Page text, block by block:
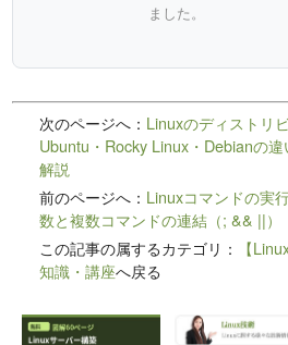
ました。
次のページへ： Linuxのディストリ
Ubuntu・Rocky Linux・Debianの
解説
前のページへ： Linuxコマンドの実
数と複数コマンドの連結（; && ||）
この記事の属するカテゴリ：
【
知識・講座へ戻る